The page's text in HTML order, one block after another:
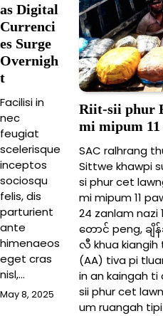
as Digital
Currenci
es Surge
Overnigh
t
Facilisi in
nec
feugiat
scelerisque
inceptos
sociosqu
felis, dis
parturient
ante
himenaeos
eget cras
nisl,…
May 8, 2025
Riit-sii phur
mi mipum
SAC ralhrang
Sittwe khawpi
si phur cet
mi mipum 11
24 zanlam nazi
တောင် peng, ချိန်
လီ khua kiangih
(AA) tiva pi
in an kaingah ti
sii phur cet
um ruangah